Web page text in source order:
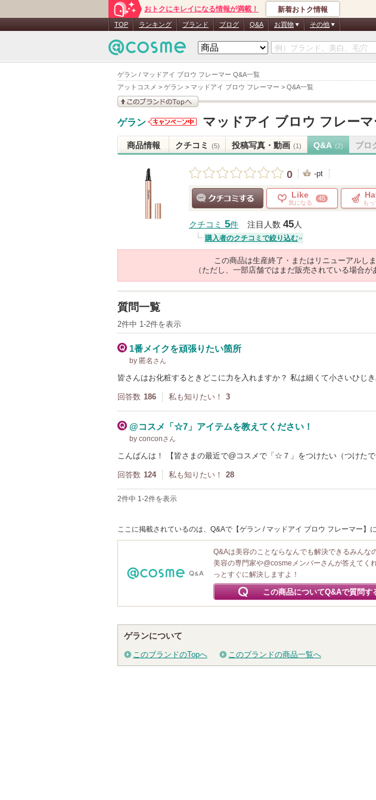
ゲラン / マッドアイ ブロウ フレーマー Q&A一覧
アットコスメ > ゲラン > マッドアイ ブロウ フレーマー > Q&A一覧
おトクにキレイになる情報が満載！ 新着おトク情報
TOP ランキング ブランド ブログ Q&A お買物 その他
ゲラン
のお知らせ
があります
マッドアイ ブロウ フレーマ
商品情報 クチコミ (5) 投稿写真・動画 (1) Q&A (2) ブロ
0 -pt
Like
気になる
45
も
クチコミ 5件 注目人数 45人
購入者のクチコミで絞り込む
この商品は生産終了・またはリニューアルしま
（ただし、一部店舗ではまだ販売されている場合が
質問一覧
2件中 1-2件を表示
1番メイクを頑張りたい箇所
by 匿名 さん
皆さんはお化粧するときどこに力を入れますか？ 私は細くて小さいひじ
回答数 186 私も知りたい！ 3
@コスメ「☆7」アイテムを教えてください！
by conconさん
こんばんは！ 【皆さまの最近で@コスメで「☆７」をつけたい（つけた
回答数 124 私も知りたい！ 28
2件中 1-2件を表示
ここに掲載されているのは、Q&Aで【ゲラン / マッドアイ ブロウ フレーマー】
Q&Aは美容のことならなんでも解決できるみんな
美容の専門家や@cosmeメンバーさんが答えてく
っとすぐに解決しますよ！
この商品についてQ&Aで質問す
ゲランについて
このブランドのTopへ このブランドの商品一覧へ